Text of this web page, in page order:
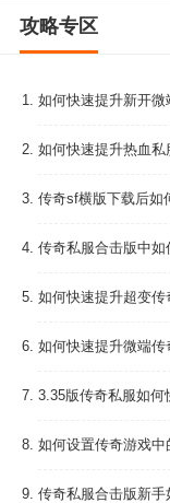
攻略专区
1. 如何快速提升新开微
2. 如何快速提升热血私
3. 传奇sf横版下载后如
4. 传奇私服合击版中如
5. 如何快速提升超变传
6. 如何快速提升微端传
7. 3.35版传奇私服如何
8. 如何设置传奇游戏中
9. 传奇私服合击版新手